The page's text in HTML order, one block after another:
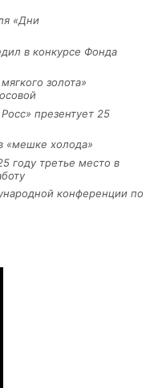
«Дни
в конкурсе Фонда
золота»
презентует 25
«мешке холода»
году третье место в
конференции по